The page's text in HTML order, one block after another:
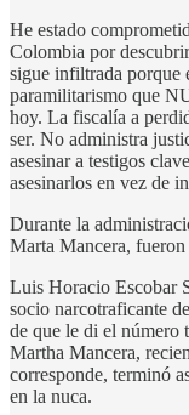
He estado
Colombia por
sigue infiltrada porque
paramilitarismo que
hoy. La fiscalía a
ser. No administra
asesinar a testigos
asesinarlos en vez de
Durante la
Marta Mancera, fueron
Luis Horacio Escobar
socio narcotraficante
de que le di el número
Martha Mancera,
corresponde, terminó
en la nuca.